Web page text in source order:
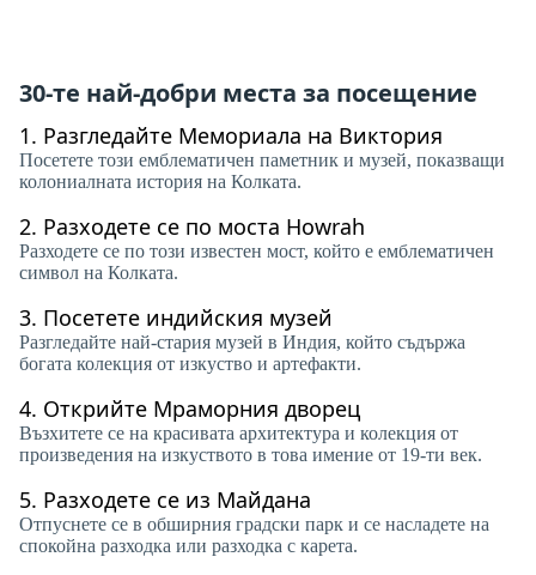
30-те най-добри места за посещение
1. Разгледайте Мемориала на Виктория
Посетете този емблематичен паметник и музей, показващи
колониалната история на Колката.
2. Разходете се по моста Howrah
Разходете се по този известен мост, който е емблематичен
символ на Колката.
3. Посетете индийския музей
Разгледайте най-стария музей в Индия, който съдържа
богата колекция от изкуство и артефакти.
4. Открийте Мраморния дворец
Възхитете се на красивата архитектура и колекция от
произведения на изкуството в това имение от 19-ти век.
5. Разходете се из Майдана
Отпуснете се в обширния градски парк и се насладете на
спокойна разходка или разходка с карета.